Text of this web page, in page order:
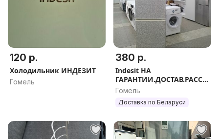
120 р.
Холодильник ИНДЕЗИТ
Гомель
380 р.
Indesit НА
ГАРАНТИИ.ДОСТАВ.РАССР
ОЧКА.
Гомель
Доставка по Беларуси